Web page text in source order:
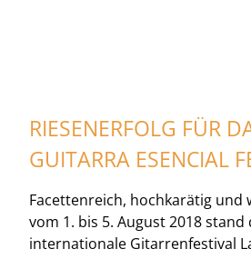
RIESENERFOLG FÜR
GUITARRA ESENCIAL
Facettenreich, hochkarätig und
vom 1. bis 5. August 2018 stand
internationale Gitarrenfestival